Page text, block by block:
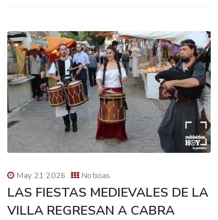
May 21 2026 Noticias
LAS FIESTAS MEDIEVALES DE LA
VILLA REGRESAN A CABRA